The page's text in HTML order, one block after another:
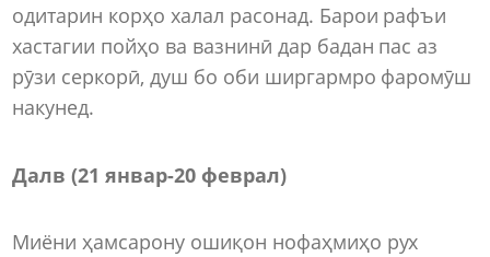
одитарин корҳо халал расонад. Барои рафъи
хастагии пойҳо ва вазнинӣ дар бадан пас аз
рӯзи серкорӣ, душ бо оби ширгармро фаромӯш
накунед.
Далв (21 январ-20 феврал)
Миёни ҳамсарону ошиқон нофаҳмиҳо рух